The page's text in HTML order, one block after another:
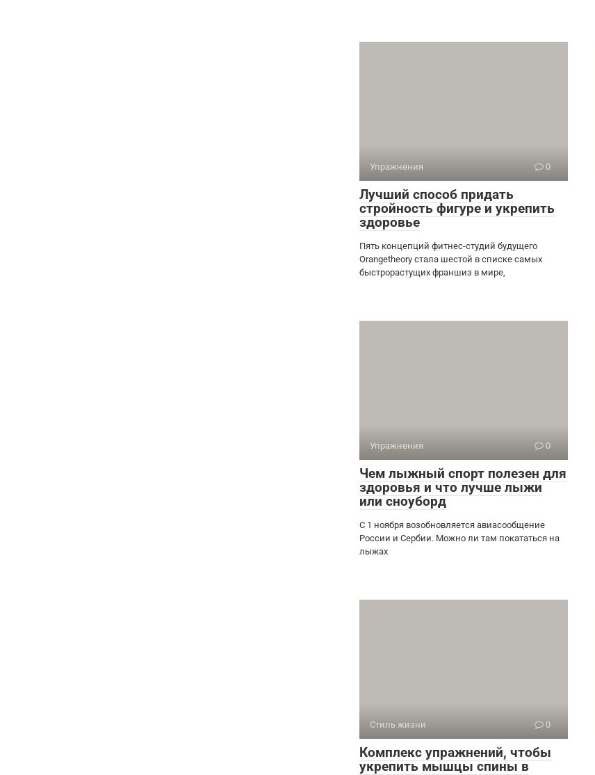
Упражнения 0
Лучший способ придать
стройность фигуре и укрепить
здоровье
Пять концепций фитнес-студий будущего
Orangetheory стала шестой в списке самых
быстрорастущих франшиз в мире,
Упражнения 0
Чем лыжный спорт полезен для
здоровья и что лучше лыжи
или сноуборд
С 1 ноября возобновляется авиасообщение
России и Сербии. Можно ли там покататься на
лыжах
Стиль жизни 0
Комплекс упражнений, чтобы
укрепить мышцы спины в